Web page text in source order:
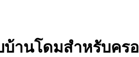
านโดมสำหรับคร